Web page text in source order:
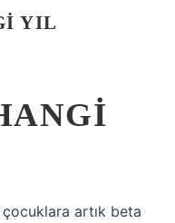
YIL
artık beta